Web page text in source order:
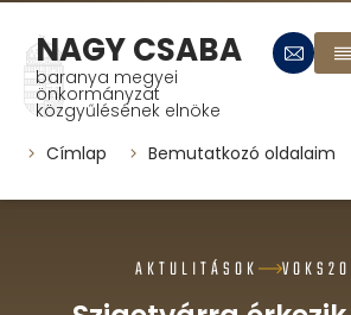
NAGY CSABA
baranya megyei
önkormányzat
közgyűlésének elnöke
Címlap
Bemutatkozó oldalaim
AKTULITÁSOK